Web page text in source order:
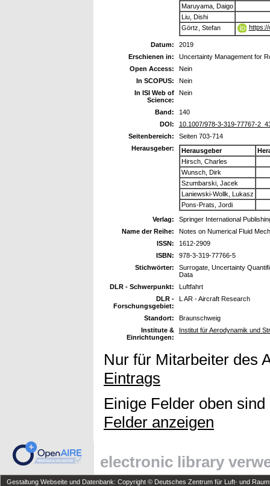
Maruyama, Daigo
Liu, Dishi
Görtz, Stefan
Datum:
2019
Erschienen in:
Uncertainty Management for
Open Access:
Nein
In SCOPUS:
Nein
In ISI Web of
Science:
Nein
Band:
140
DOI:
10.1007/978-3-319-77767-
Seitenbereich:
Seiten 703-714
Herausgeber:
Herausgeber
Hirsch, Charles
Wunsch, Dirk
Szumbarski, Jacek
Laniewski-Wollk, Lukasz
Pons-Prats, Jordi
Verlag:
Springer International
Name der Reihe:
Notes on Numerical Fluid
ISSN:
1612-2909
ISBN:
978-3-319-77766-5
Stichwörter:
Surrogate, Uncertainty
Data
DLR - Schwerpunkt:
Luftfahrt
DLR -
Forschungsgebiet:
L AR - Aircraft Research
Standort:
Braunschweig
Institute &
Einrichtungen:
Institut für Aerodynamik und
Nur für Mitarbeiter des
Eintrags
Einige Felder oben
Felder anzeigen
electronic library
Gestaltung Webseite und Datenbank: Copyright © Deutsches Zentrum für Luft- und